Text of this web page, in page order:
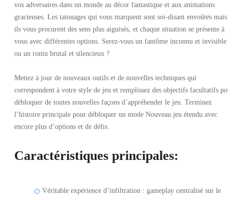
vos adversaires dans un monde au décor fantastique et aux animations
gracieuses. Les tatouages qui vous marquent sont soi-disant envoûtés mais
ils vous procurent des sens plus aiguisés, et chaque situation se présente à
vous avec différentes options. Serez-vous un fantôme inconnu et invisible
ou un ronin brutal et silencieux ?
Mettez à jour de nouveaux outils et de nouvelles techniques qui
correspondent à votre style de jeu et remplissez des objectifs facultatifs
débloquer de toutes nouvelles façons d’appréhender le jeu. Terminez
l’histoire principale pour débloquer un mode Nouveau jeu étendu avec
encore plus d’options et de défis.
Caractéristiques principales:
Véritable expérience d’infiltration : gameplay centralisé sur le